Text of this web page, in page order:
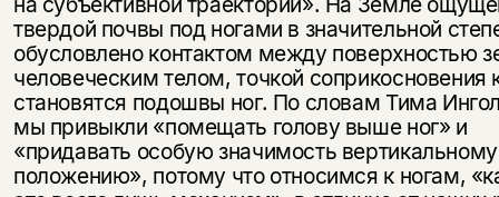
твердой почвы под ногами в значительной
обусловлено контактом между поверхностью
человеческим телом, точкой соприкосновения
становятся подошвы ног. По словам Тима
мы привыкли «помещать голову выше ног» и
«придавать особую значимость вертикальному
положению», потому что относимся к ногам,